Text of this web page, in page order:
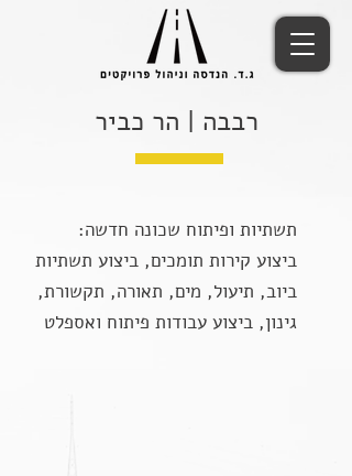
רבבה | הר כביר
תשתיות ופיתוח שכונה חדשה:
ביצוע קירות תומכים, ביצוע תשתיות
ביוב, תיעול, מים, תאורה, תקשורת,
גינון, ביצוע עבודות פיתוח ואספלט